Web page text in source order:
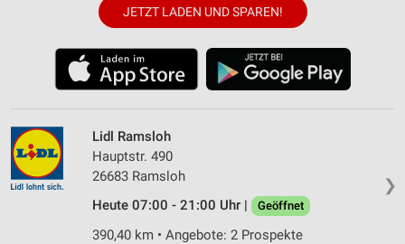
JETZT LADEN UND SPAREN!
❯
Lidl Ramsloh
Hauptstr. 490
26683 Ramsloh
Heute 07:00 - 21:00 Uhr |
Geöffnet
390,40 km • Angebote: 2 Prospekte